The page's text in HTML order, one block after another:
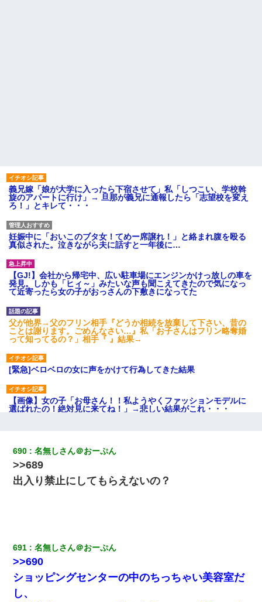
義兄嫁「娘が大学に入ったら下宿させて」私「しつこい、学校斡
旋のアパートに行け」→ 旦那が義兄に通報したら「志望校を変え
ろ！」とキレて・・・
妊娠中に「おいこのブタ女！てめー席譲れ！」と絡まれ腹を殴る
真似された。泣きながら夫に話すと一年後に…
【GJ!】会社から帰宅中、広い駐車場にエンジンかけっ放しの車を
発見。しかも「ヒィ～」みたいな声も聞こえてきたので気になっ
て近寄ったら女の子がおっさんの下敷きになってた
父が他界→父のフリン相手『どうか相続を放棄して下さい、昔の
ことは謝ります。ごめんなさい…』私「お子さんはフリン略奪婚
って知ってるの？」相手『 』結果→
[緊急]ベロベロの女に声をかけて行為してきた結果
【画像】女の子「お母さん！！私ようやくファッションモデルに
選ばれたの！絶対見に来てね！」→悲しい結果がこれ・・・
んでもない仕事に就いていた
【身体で払わせて】女友達「ごめん、何も言わずにお金貸してく
ださい……」俺「いいよ！いくら？」女友達「10万円ぐら
【驚愕】私「今まで育てた分のお金返してね(冗談)」息子「はい、
3000万円」→数年後。私「妹が病気になったから援助して欲し
い」→
690 名無しさん＠おーぷん
>>689
出入り禁止にしてもらえないの？
691 名無しさん＠おーぷん
>>690
ショッピングセンターの中のちっちゃい美容室だ
し、